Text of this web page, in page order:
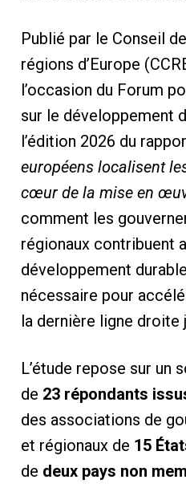
Publié par le Conseil
régions d’Europe
l’occasion du Forum
sur le développement
l’édition 2026 du
européens localisent
cœur de la mise en
comment les
régionaux contribuent
développement
nécessaire pour
la dernière ligne droite
L’étude repose sur un
de 23 répondants
des associations de
et régionaux de 15
de deux pays non